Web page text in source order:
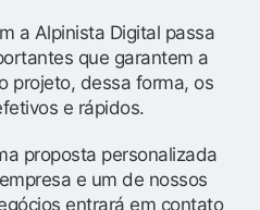
a Alpinista Digital passa
que garantem a
projeto, dessa forma, os
e rápidos.
proposta personalizada
e um de nossos
entrará em contato